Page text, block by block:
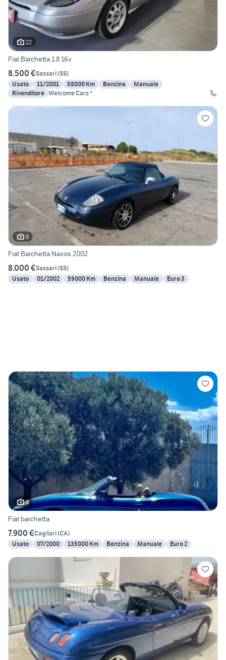
22
Fiat Barchetta 1.8 16v
8.500 €Sassari(SS)
Usato
11/2001 58000 Km Benzina
Manuale
Rivenditore Welcome Cars ®
6
Fiat Barchetta Naxos 2002
8.000 €Sassari(SS)
Usato
01/2002 59000 Km Benzina Manuale Euro 3
6
Fiat barchetta
7.900 €Cagliari(CA)
Usato
07/2000 135000 Km Benzina Manuale Euro 2